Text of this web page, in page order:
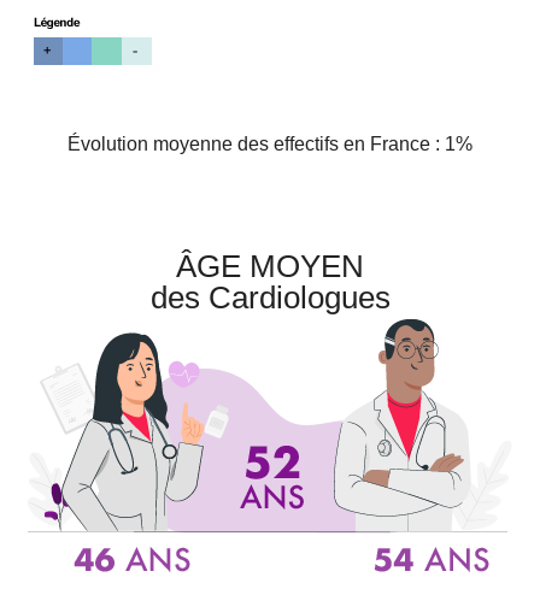
Évolution moyenne des effectifs en France : 1%
ÂGE MOYEN
des Cardiologues